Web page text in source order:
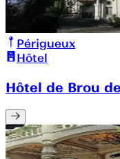
Périgueux
Hôtel
Hôtel de Brou